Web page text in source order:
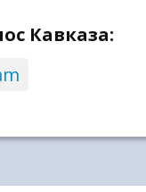
Кавказа: